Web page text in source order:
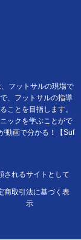
フットサルの現場で
、フットサルの指導
ことを目指します。
ックを学ぶことがで
動画で分かる！【Suf
されるサイトとして
商取引法に基づく表
示